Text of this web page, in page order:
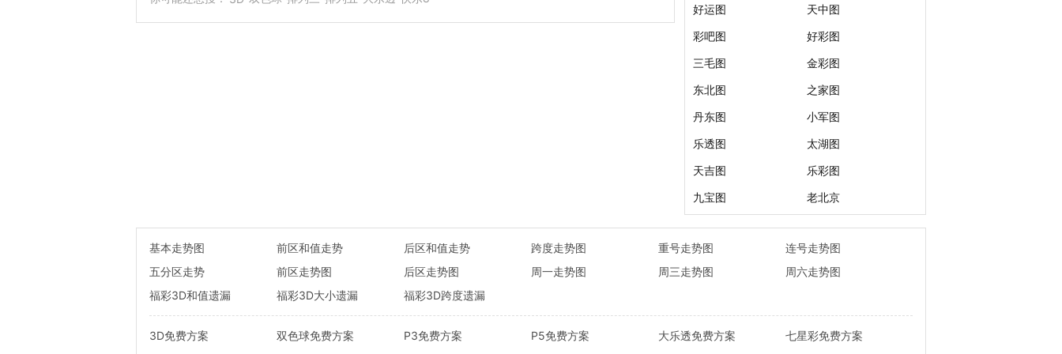
好运图
天中图
彩吧图
好彩图
三毛图
金彩图
东北图
之家图
丹东图
小军图
乐透图
太湖图
天吉图
乐彩图
九宝图
老北京
基本走势图 前区和值走势 后区和值走势 跨度走势图 重号走势图
连号走势图
五分区走势
前区走势图 后区走势图 周一走势图 周三走势图
周六走势图
福彩3D和值遗漏
福彩3D大小遗漏 福彩3D跨度遗漏
3D免费方案 双色球免费方案 P3免费方案 P5免费方案 大乐透免费方案
七星彩免费方案